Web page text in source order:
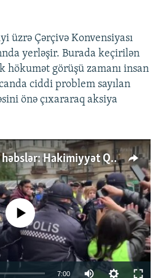
üzrə Çərçivə Konvensiyası
yerləşir. Burada keçirilən
hökumət görüşü zamanı insan
ciddi problem sayılan
önə çıxararaq aksiya
Azərbaycanda artan həbslər: Hakimiyyət Qarabağdan sonra yaranacaq siyasi fəallıqdan ehtiyat edir?
currently available
7:00 Auto